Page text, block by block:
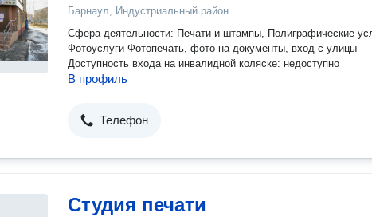
Барнаул, Индустриальный район
Сфера деятельности: Печати и штампы, Полиграфические
Фотоуслуги Фотопечать, фото на документы, вход с улицы
Доступность входа на инвалидной коляске: недоступно
В профиль
Телефон
Студия печати